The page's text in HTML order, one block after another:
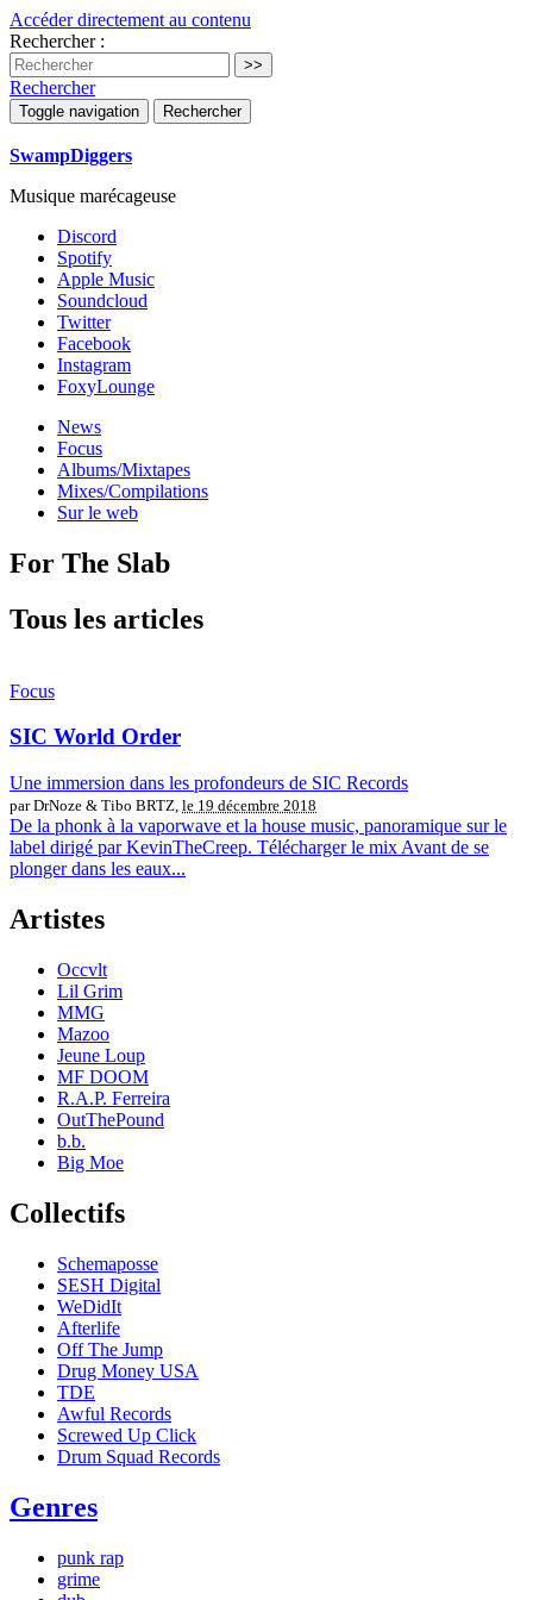
Accéder directement au contenu
Rechercher :
Rechercher
Toggle navigation Rechercher
SwampDiggers
Musique marécageuse
Discord
Spotify
Apple Music
Soundcloud
Twitter
Facebook
Instagram
FoxyLounge
News
Focus
Albums/Mixtapes
Mixes/Compilations
Sur le web
For The Slab
Tous les articles
Focus
SIC World Order
Une immersion dans les profondeurs de SIC Records
par DrNoze & Tibo BRTZ, le 19 décembre 2018
De la phonk à la vaporwave et la house music, panoramique sur le
label dirigé par KevinTheCreep. Télécharger le mix Avant de se
plonger dans les eaux...
Artistes
Occvlt
Lil Grim
MMG
Mazoo
Jeune Loup
MF DOOM
R.A.P. Ferreira
OutThePound
b.b.
Big Moe
Collectifs
Schemaposse
SESH Digital
WeDidIt
Afterlife
Off The Jump
Drug Money USA
TDE
Awful Records
Screwed Up Click
Drum Squad Records
Genres
punk rap
grime